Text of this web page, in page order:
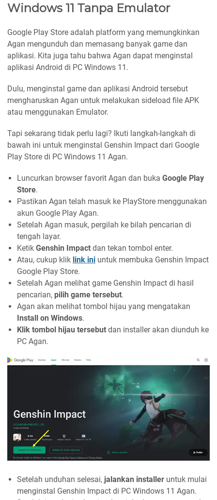
Windows 11 Tanpa Emulator
Google Play Store adalah platform yang memungkinkan
Agan mengunduh dan memasang banyak game dan
aplikasi. Kita juga tahu bahwa Agan dapat menginstal
aplikasi Android di PC Windows 11.
Dulu, menginstal game dan aplikasi Android tersebut
mengharuskan Agan untuk melakukan sideload file APK
atau menggunakan Emulator.
Tapi sekarang tidak perlu lagi? Ikuti langkah-langkah di
bawah ini untuk menginstal Genshin Impact dari Google
Play Store di PC Windows 11 Agan.
Luncurkan browser favorit Agan dan buka Google Play
Store.
Pastikan Agan telah masuk ke PlayStore menggunakan
akun Google Play Agan.
Setelah Agan masuk, pergilah ke bilah pencarian di
tengah layar.
Ketik Genshin Impact dan tekan tombol enter.
Atau, cukup klik link ini untuk membuka Genshin Impact
Google Play Store.
Setelah Agan melihat game Genshin Impact di hasil
pencarian, pilih game tersebut.
Agan akan melihat tombol hijau yang mengatakan
Install on Windows.
Klik tombol hijau tersebut dan installer akan diunduh ke
PC Agan.
Setelah unduhan selesai, jalankan installer untuk mulai
menginstal Genshin Impact di PC Windows 11 Agan.